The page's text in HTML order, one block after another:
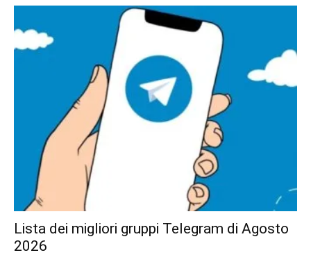
Lista dei migliori gruppi Telegram di Agosto
2026